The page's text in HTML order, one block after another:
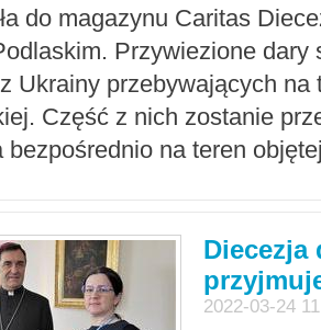
do magazynu Caritas
Przywiezione dary
Ukrainy przebywających na
Część z nich zostanie
bezpośrednio na teren
Diecezja
2022-03-24